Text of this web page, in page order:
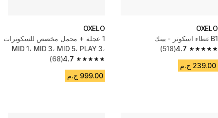
OXELO
B1 غطاء اسكوتر - بينك
4.7
4.7 out of 5 stars from 518 reviews
(518)
239.00 ج.م
OXELO
1 عجلة + محمل مخصص للسكوترات
MID 1، MID 3، MID 5، PLAY 3،
PLAY 5 (الأمامية)
4.7
4.7 out of 5 stars from 68 reviews
(68)
999.00 ج.م